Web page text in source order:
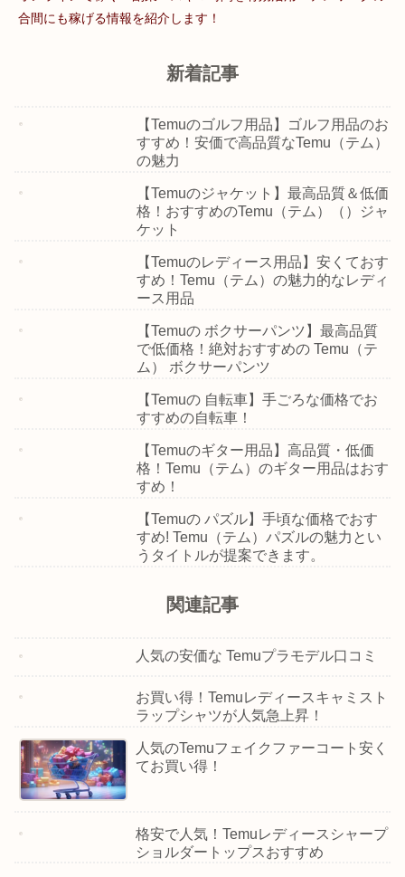
合間にも稼げる情報を紹介します！
新着記事
【Temuのゴルフ用品】ゴルフ用品のお
すすめ！安価で高品質なTemu（テム）
の魅力
【Temuのジャケット】最高品質＆低価
格！おすすめのTemu（テム）（）ジャ
ケット
【Temuのレディース用品】安くておす
すめ！Temu（テム）の魅力的なレディ
ース用品
【Temuの ボクサーパンツ】最高品質
で低価格！絶対おすすめの Temu（テ
ム） ボクサーパンツ
【Temuの 自転車】手ごろな価格でお
すすめの自転車！
【Temuのギター用品】高品質・低価
格！Temu（テム）のギター用品はおす
すめ！
【Temuの パズル】手頃な価格でおす
すめ! Temu（テム）パズルの魅力とい
うタイトルが提案できます。
関連記事
人気の安価な Temuプラモデル口コミ
お買い得！Temuレディースキャミスト
ラップシャツが人気急上昇！
人気のTemuフェイクファーコート安く
てお買い得！
格安で人気！Temuレディースシャープ
ショルダートップスおすすめ